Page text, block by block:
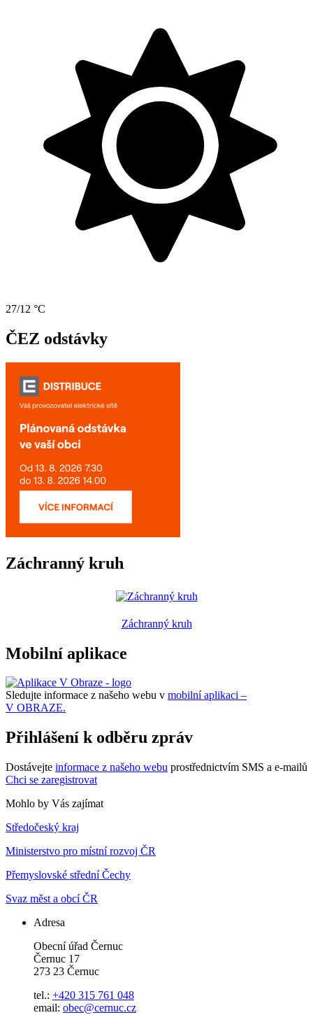
27/12 °C
ČEZ odstávky
Záchranný kruh
Záchranný kruh
Mobilní aplikace
Sledujte informace z našeho webu v mobilní aplikaci –
V OBRAZE.
Přihlášení k odběru zpráv
Dostávejte informace z našeho webu prostřednictvím SMS a e-mailů
Chci se zaregistrovat
Mohlo by Vás zajímat
Středočeský kraj
Ministerstvo pro místní rozvoj ČR
Přemyslovské střední Čechy
Svaz měst a obcí ČR
Adresa
Obecní úřad Černuc
Černuc 17
273 23 Černuc
tel.: +420 315 761 048
email: obec@cernuc.cz